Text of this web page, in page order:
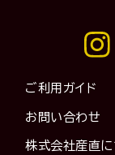
ご利用ガイド
お問い合わせ
株式会社産直に